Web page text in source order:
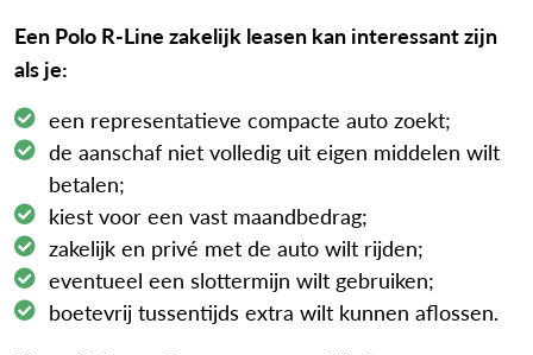
Een Polo R-Line zakelijk leasen kan interessant zijn
als je:
een representatieve compacte auto zoekt;
de aanschaf niet volledig uit eigen middelen wilt
betalen;
kiest voor een vast maandbedrag;
zakelijk en privé met de auto wilt rijden;
eventueel een slottermijn wilt gebruiken;
boetevrij tussentijds extra wilt kunnen aflossen.